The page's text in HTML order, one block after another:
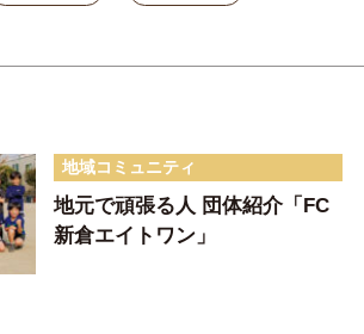
地域コミュニティ
地元で頑張る人 団体紹介「FC
新倉エイトワン」